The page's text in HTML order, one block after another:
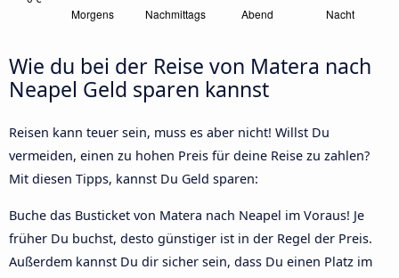
Wie du bei der Reise von Matera nach
Neapel Geld sparen kannst
Reisen kann teuer sein, muss es aber nicht! Willst Du
vermeiden, einen zu hohen Preis für deine Reise zu zahlen?
Mit diesen Tipps, kannst Du Geld sparen:
Buche das Busticket von Matera nach Neapel im Voraus! Je
früher Du buchst, desto günstiger ist in der Regel der Preis.
Außerdem kannst Du dir sicher sein, dass Du einen Platz im